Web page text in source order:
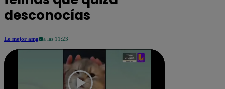
desconocías
Lo mejor amg a las 11:23